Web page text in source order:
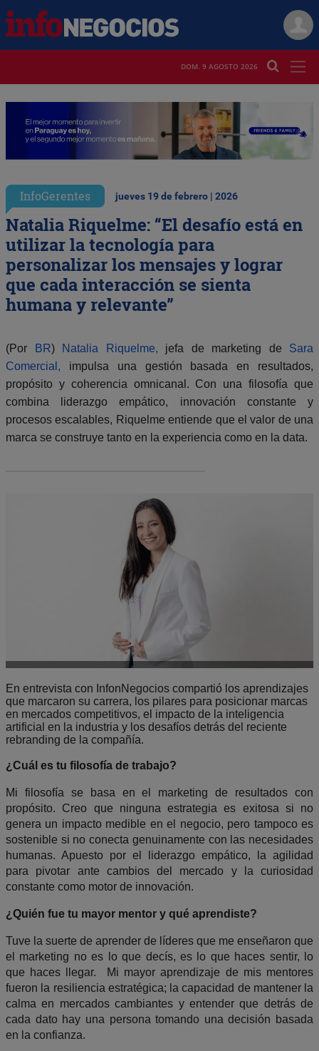
DOM. 9 AGOSTO 2026
InfoGerentes jueves 19 de febrero | 2026
Natalia Riquelme: “El desafío está en
utilizar la tecnología para
personalizar los mensajes y lograr
que cada interacción se sienta
humana y relevante”
(Por BR) Natalia Riquelme, jefa de marketing de Sara
Comercial, impulsa una gestión basada en resultados,
propósito y coherencia omnicanal. Con una filosofía que
combina liderazgo empático, innovación constante y
procesos escalables, Riquelme entiende que el valor de una
marca se construye tanto en la experiencia como en la data.
En entrevista con InfonNegocios compartió los aprendizajes
que marcaron su carrera, los pilares para posicionar marcas
en mercados competitivos, el impacto de la inteligencia
artificial en la industria y los desafíos detrás del reciente
rebranding de la compañía.
¿Cuál es tu filosofía de trabajo?
​Mi filosofía se basa en el marketing de resultados con
propósito. Creo que ninguna estrategia es exitosa si no
genera un impacto medible en el negocio, pero tampoco es
sostenible si no conecta genuinamente con las necesidades
humanas. Apuesto por el liderazgo empático, la agilidad
para pivotar ante cambios del mercado y la curiosidad
constante como motor de innovación.
¿Quién fue tu mayor mentor y qué aprendiste?
​Tuve la suerte de aprender de líderes que me enseñaron que
el marketing no es lo que decís, es lo que haces sentir, lo
que haces llegar.
Mi mayor aprendizaje de mis mentores
fueron la resiliencia estratégica; la capacidad de mantener la
calma en mercados cambiantes y entender que detrás de
cada dato hay una persona tomando una decisión basada
en la confianza.